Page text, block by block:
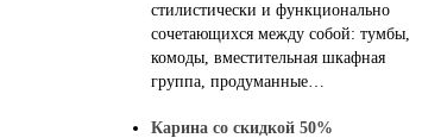
стилистически и функционально
сочетающихся между собой: тумбы,
комоды, вместительная шкафная
группа, продуманные…
Карина со скидкой 50%